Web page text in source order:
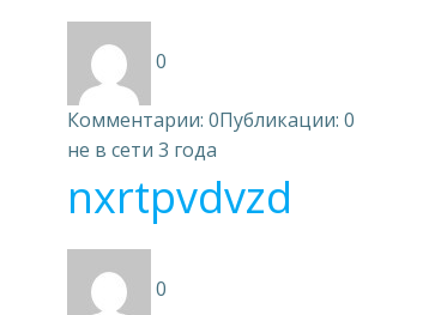
0
Комментарии: 0Публикации: 0
не в сети 3 года
nxrtpvdvzd
0